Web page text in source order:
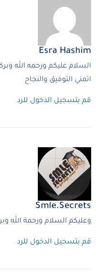
Esra Hashim
السلام عليكم ورحمه الله
اتمني التوفيق والنجاح
قم بتسجيل الدخول للرد
Smle.secrets
وعليكم السلام ورحمة الله
قم بتسجيل الدخول للرد